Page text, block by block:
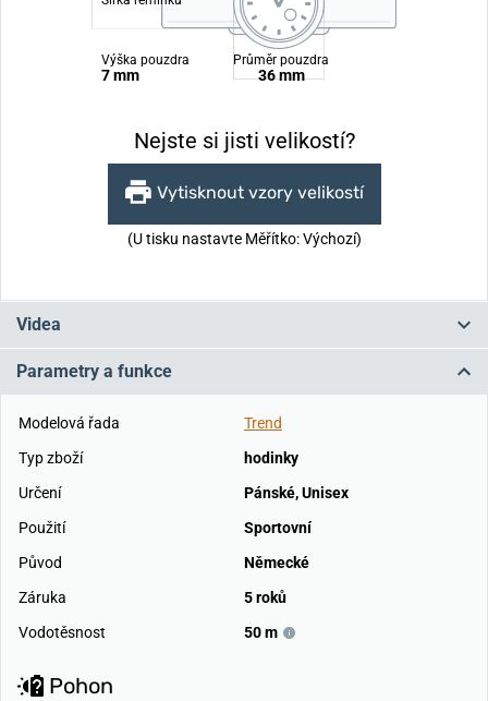
Výška pouzdra
7 mm
Průměr pouzdra
36 mm
Nejste si jisti velikostí?
Vytisknout vzory velikostí
(U tisku nastavte Měřítko: Výchozí)
Videa
Parametry a funkce
Modelová řada
Trend
Typ zboží
hodinky
Určení
Pánské,Unisex
Použití
Sportovní
Původ
Německé
Záruka
5 roků
Vodotěsnost
50 m
Pohon